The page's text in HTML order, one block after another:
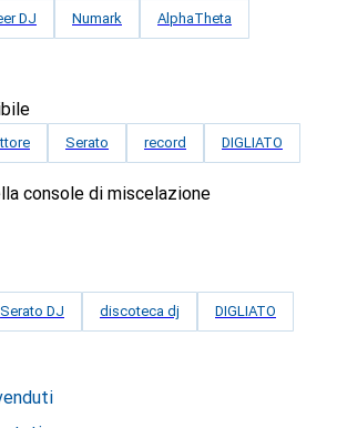
DJ Numark AlphaTheta
Serato record DIGLIATO
console di miscelazione
Serato DJ discoteca dj DIGLIATO